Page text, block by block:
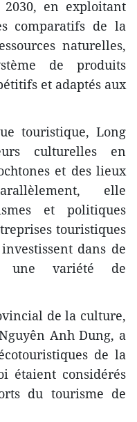
en exploitant
comparatifs de la
naturelles,
de produits
et adaptés aux
touristique, Long
culturelles en
et des lieux
elle
et politiques
touristiques
dans de
une variété de
de la culture,
Anh Dung, a
de la
étaient considérés
du tourisme de